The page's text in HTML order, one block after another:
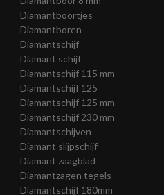
Diamantboortjes
Diamantboren
Diamantschijf
Diamant schijf
Diamantschijf 115 mm
Diamantschijf 125
Diamantschijf 125 mm
Diamantschijf 230 mm
Diamantschijven
Diamant slijpschijf
Diamant zaagblad
Diamantzagen tegels
Diamantschijf 180mm